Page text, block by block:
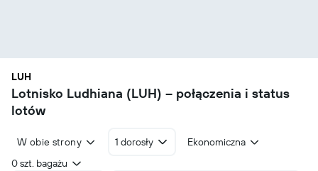
LUH
Lotnisko Ludhiana (LUH) – połączenia i status
lotów
W obie strony 1 dorosły
Ekonomiczna
0 szt. bagażu